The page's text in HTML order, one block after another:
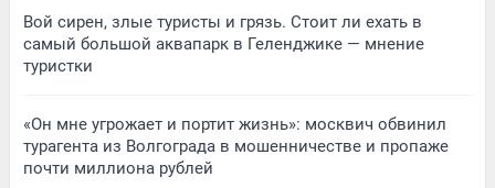
Вой сирен, злые туристы и грязь. Стоит ли ехать в
самый большой аквапарк в Геленджике — мнение
туристки
«Он мне угрожает и портит жизнь»: москвич обвинил
турагента из Волгограда в мошенничестве и пропаже
почти миллиона рублей